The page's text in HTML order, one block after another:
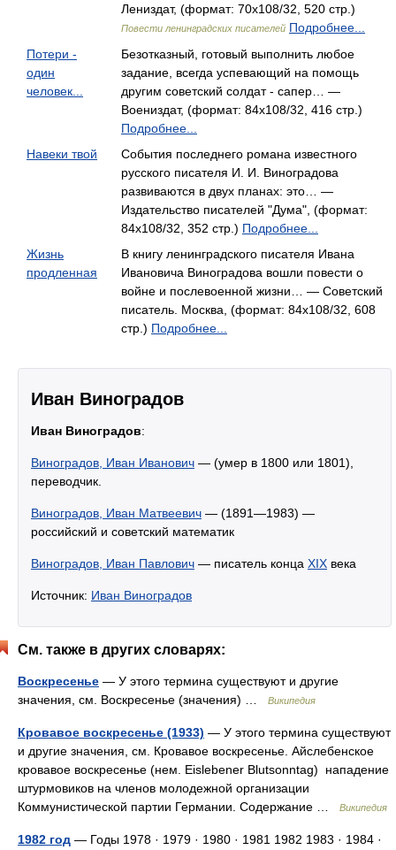
Лениздат, (формат: 70x108/32, 520 стр.)
Повести ленинградских писателей Подробнее...
Потери -
один
человек...
Безотказный, готовый выполнить любое
задание, всегда успевающий на помощь
другим советский солдат - сапер… —
Воениздат, (формат: 84x108/32, 416 стр.)
Подробнее...
Навеки твой
События последнего романа известного
русского писателя И. И. Виноградова
развиваются в двух планах: это… —
Издательство писателей "Дума", (формат:
84x108/32, 352 стр.) Подробнее...
Жизнь
продленная
В книгу ленинградского писателя Ивана
Ивановича Виноградова вошли повести о
войне и послевоенной жизни… — Советский
писатель. Москва, (формат: 84x108/32, 608
стр.) Подробнее...
Иван Виноградов
Иван Виноградов:
Виноградов, Иван Иванович — (умер в 1800 или 1801),
переводчик.
Виноградов, Иван Матвеевич — (1891—1983) —
российский и советский математик
Виноградов, Иван Павлович — писатель конца XIX века
Источник: Иван Виноградов
См. также в других словарях:
Воскресенье — У этого термина существуют и другие
значения, см. Воскресенье (значения) …
Википедия
Кровавое воскресенье (1933) — У этого термина существуют
и другие значения, см. Кровавое воскресенье. Айслебенское
кровавое воскресенье (нем. Eislebener Blutsonntag) нападение
штурмовиков на членов молодежной организации
Коммунистической партии Германии. Содержание …
Википедия
1982 год — Годы 1978 · 1979 · 1980 · 1981 1982 1983 · 1984 ·